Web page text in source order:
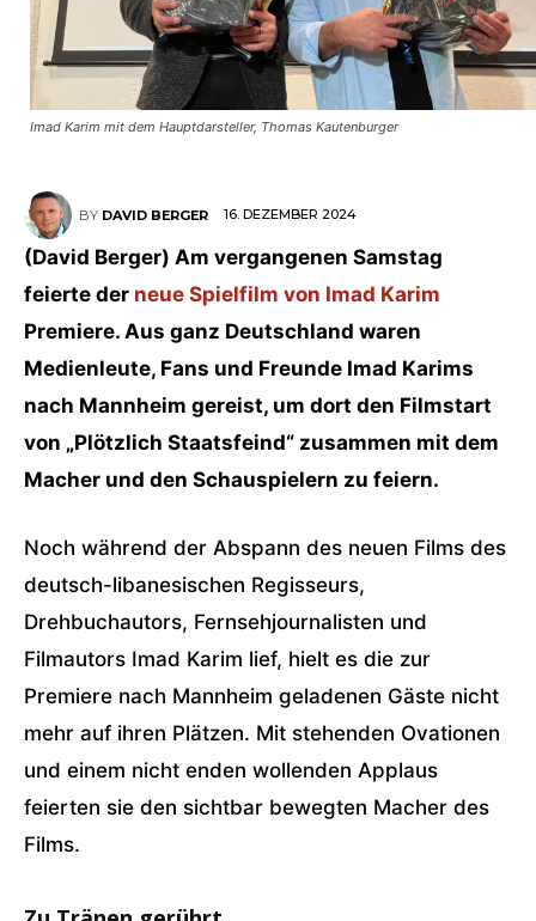
Imad Karim mit dem Hauptdarsteller, Thomas Kautenburger
BY DAVID BERGER 16. DEZEMBER 2024
(David Berger) Am vergangenen Samstag
feierte der neue Spielfilm von Imad Karim
Premiere. Aus ganz Deutschland waren
Medienleute, Fans und Freunde Imad Karims
nach Mannheim gereist, um dort den Filmstart
von „Plötzlich Staatsfeind“ zusammen mit dem
Macher und den Schauspielern zu feiern.
Noch während der Abspann des neuen Films des
deutsch-libanesischen Regisseurs,
Drehbuchautors, Fernsehjournalisten und
Filmautors Imad Karim lief, hielt es die zur
Premiere nach Mannheim geladenen Gäste nicht
mehr auf ihren Plätzen. Mit stehenden Ovationen
und einem nicht enden wollenden Applaus
feierten sie den sichtbar bewegten Macher des
Films.